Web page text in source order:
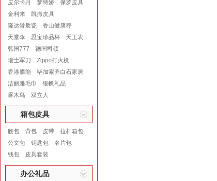
皮尔卡丹 梦特娇
保罗皮具
金利来
凯撒皮具
隆达骨质瓷
香山健康秤
天堂伞
思宝珍品杯
天王表
韩国777
德国司顿
瑞士军刀
Zippo打火机
香港攀能
毕加索齐白石家居
洁丽雅毛巾
银帆礼品
啄木鸟
双立人
箱包皮具
腰包 背包 皮带
拉杆箱包
公文包
钥匙包
名片包
钱包
皮具套装
办公礼品